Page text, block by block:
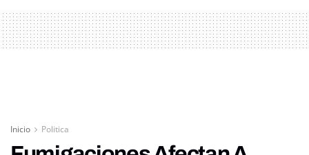
Inicio Politica